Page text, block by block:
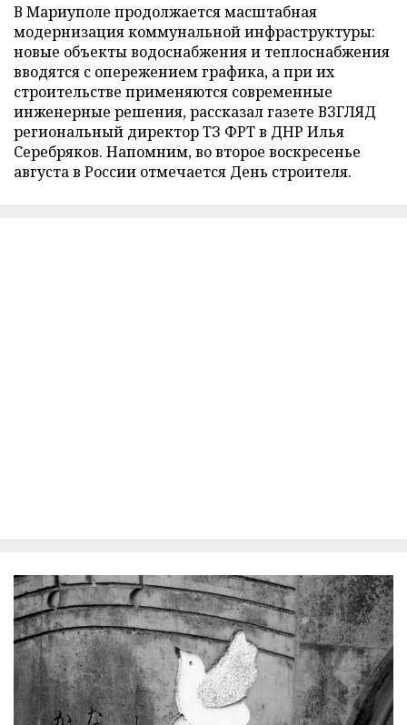
В Мариуполе продолжается масштабная
модернизация коммунальной инфраструктуры:
новые объекты водоснабжения и теплоснабжения
вводятся с опережением графика, а при их
строительстве применяются современные
инженерные решения, рассказал газете ВЗГЛЯД
региональный директор ТЗ ФРТ в ДНР Илья
Серебряков. Напомним, во второе воскресенье
августа в России отмечается День строителя.